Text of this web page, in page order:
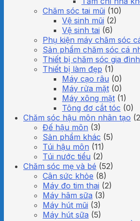
Chăm sóc tai mũi (10)
Vệ sinh mũi (2)
Vệ sinh tai (6)
Phụ kiện máy chăm sóc
Sản phẩm chăm sóc cá
Thiết bị chăm sóc gia đình
Thiết bị làm đẹp (1)
Máy cạo râu (0)
Máy rửa mặt (0)
Máy xông mặt (1)
Tông đơ cắt tóc (0)
Chăm sóc hậu môn nhân tạo
Đế hậu môn (3)
Sản phẩm khác (5)
Túi hậu môn (11)
Túi nước tiểu (2)
Chăm sóc mẹ và bé (52)
Cân sức khỏe (8)
Máy đo tim thai (2)
Máy hâm sữa (3)
Máy hút mũi (3)
Máy hút sữa (5)